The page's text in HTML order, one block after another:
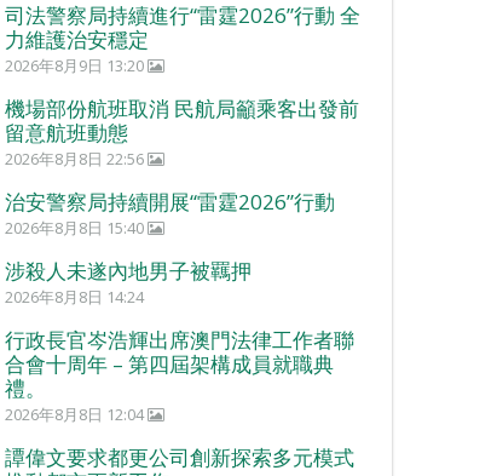
司法警察局持續進行“雷霆2026”行動 全
力維護治安穩定
2026年8月9日 13:20
機場部份航班取消 民航局籲乘客出發前
留意航班動態
2026年8月8日 22:56
治安警察局持續開展“雷霆2026”行動
2026年8月8日 15:40
涉殺人未遂內地男子被羈押
2026年8月8日 14:24
行政長官岑浩輝出席澳門法律工作者聯
合會十周年 – 第四屆架構成員就職典
禮。
2026年8月8日 12:04
譚偉文要求都更公司創新探索多元模式